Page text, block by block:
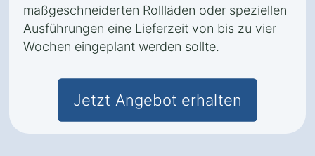
maßgeschneiderten Rollläden oder speziellen
Ausführungen eine Lieferzeit von bis zu vier
Wochen eingeplant werden sollte.
Jetzt Angebot erhalten